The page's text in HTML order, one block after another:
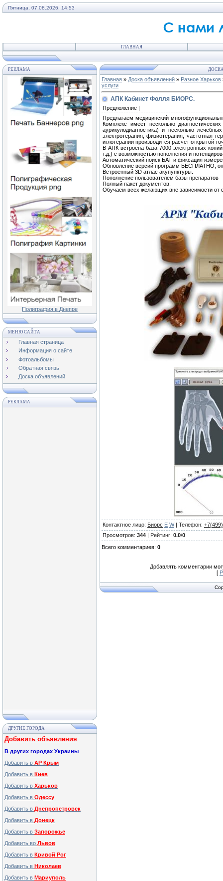
Пятница, 07.08.2026, 14:53
ГЛАВНАЯ
РЕКЛАМА
Полиграфия в Днепре
МЕНЮ САЙТА
Главная страница
Информация о сайте
Фотоальбомы
Обратная связь
Доска объявлений
РЕКЛАМА
ДРУГИЕ ГОРОДА
Добавить объявления
В других городах Украины
Добавить в АР Крым
Добавить в Киев
Добавить в Харьков
Добавить в Одессу
Добавить в Днепропетровск
Добавить в Донецк
Добавить в Запорожье
Добавить во Львов
Добавить в Кривой Рог
Добавить в Николаев
Добавить в Мариуполь
Главная » Доска объявлений » Разное Харьков
услуги
АПК Кабинет Фолля БИОРС.
Предложение |
Предлагаем медицинский
Комплекс имеет несколько
аурикулодиагностика) и несколько
электротерапия, физиотерапия, частотная
иглотерапии производится расчет открытой
В АПК встроена база 7000 электронных
т.д.) с возможностью пополнения и
Автоматический поиск БАТ и фиксация
Обновление версий программ БЕСПЛАТНО,
Встроенный 3D атлас акупунктуры.
Пополнение пользователем базы препаратов
Полный пакет документов.
Обучаем всех желающих вне зависимости от
Контактное лицо: Биорс E W| Телефон:
Просмотров: 344 | Рейтинг: 0.0/0
Всего комментариев: 0
Добавлять комментарии
[